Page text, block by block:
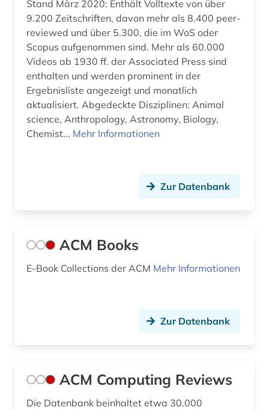
demographie (1)
design (1)
design &amp; publishing (2)
design history (1)
designregister (1)
dienstleistung (1)
digitalisierung (2)
Stand März 2020: Enthält Volltexte von über
9.200 Zeitschriften, davon mehr als 8.400 peer-
reviewed und über 5.300, die im WoS oder
Scopus aufgenommen sind. Mehr als 60.000
Videos ab 1930 ff. der Associated Press sind
enthalten und werden prominent in der
Ergebnisliste angezeigt und monatlich
aktualisiert. Abgedeckte Disziplinen: Animal
science, Anthropology, Astronomy, Biology,
Chemist... Mehr Informationen
Zur Datenbank
ACM Books
E-Book Collections der ACM Mehr Informationen
Zur Datenbank
ACM Computing Reviews
Die Datenbank beinhaltet etwa 30.000